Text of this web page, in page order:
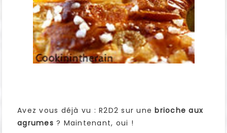
Avez vous déjà vu : R2D2 sur une brioche aux
agrumes ? Maintenant, oui !